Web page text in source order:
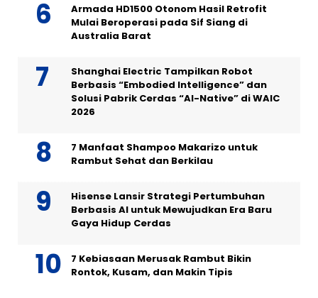
Armada HD1500 Otonom Hasil Retrofit
Mulai Beroperasi pada Sif Siang di
Australia Barat
Shanghai Electric Tampilkan Robot
Berbasis “Embodied Intelligence” dan
Solusi Pabrik Cerdas “AI-Native” di WAIC
2026
7 Manfaat Shampoo Makarizo untuk
Rambut Sehat dan Berkilau
Hisense Lansir Strategi Pertumbuhan
Berbasis AI untuk Mewujudkan Era Baru
Gaya Hidup Cerdas
7 Kebiasaan Merusak Rambut Bikin
Rontok, Kusam, dan Makin Tipis